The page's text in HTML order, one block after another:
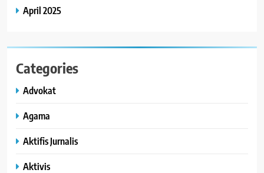
April 2025
Categories
Advokat
Agama
Aktifis Jurnalis
Aktivis